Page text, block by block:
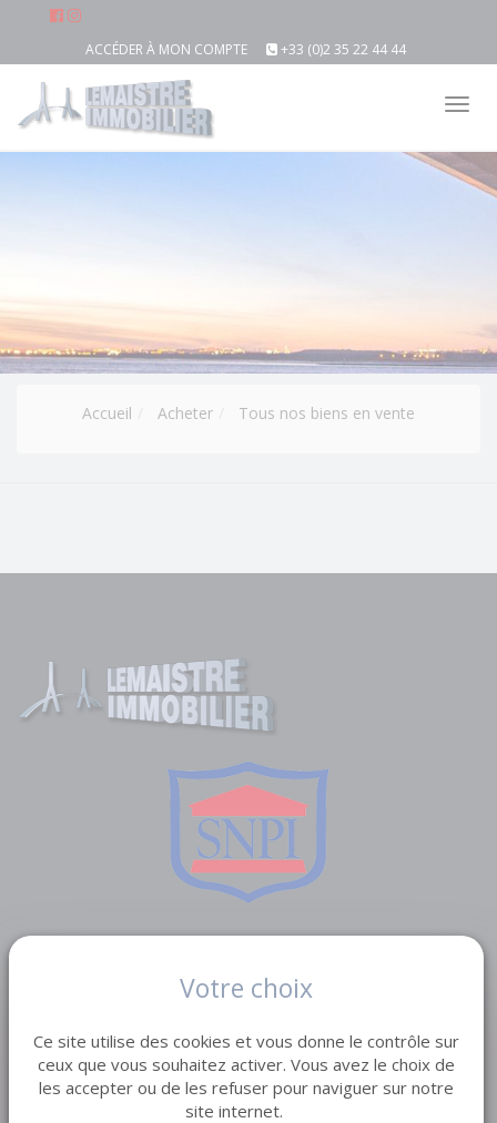
ACCÉDER À MON COMPTE +33 (0)2 35 22 44 44
Accueil Acheter Tous nos biens en vente
VENTE TERRAIN
Votre choix
Ce site utilise des cookies et vous donne le contrôle sur
ceux que vous souhaitez activer. Vous avez le choix de
les accepter ou de les refuser pour naviguer sur notre
site internet.